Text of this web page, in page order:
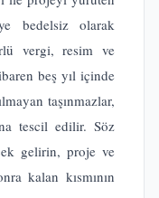
bedelsiz olarak
vergi, resim ve
beş yıl içinde
taşınmazlar,
tescil edilir. Söz
gelirin, proje ve
kalan kısmının